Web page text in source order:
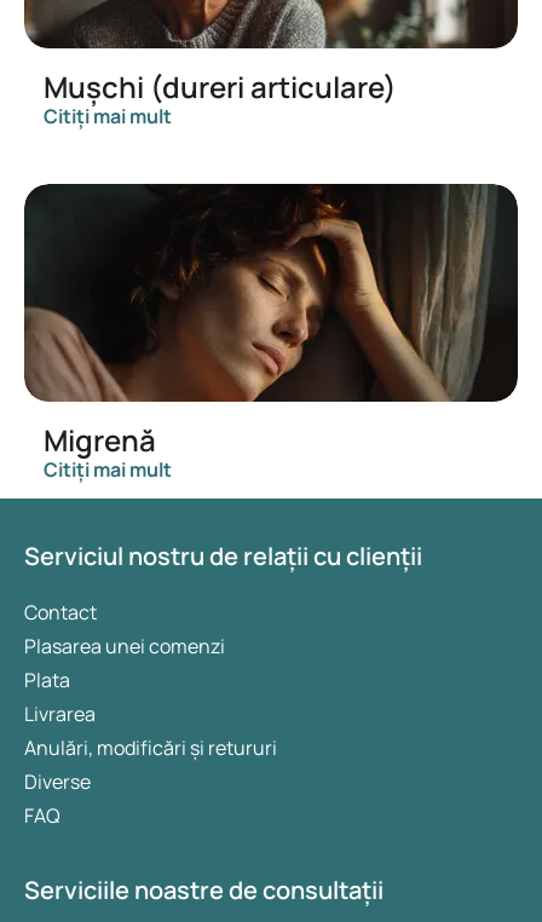
Mușchi (dureri articulare)
Citiți mai mult
Migrenă
Citiți mai mult
Serviciul nostru de relații cu clienții
Contact
Plasarea unei comenzi
Plata
Livrarea
Anulări, modificări și retururi
Diverse
FAQ
Serviciile noastre de consultații